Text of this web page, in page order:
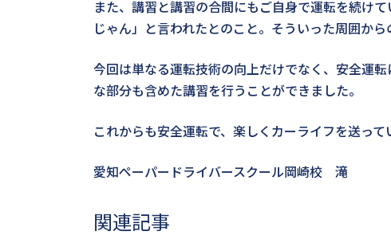
また、講習と講習の合間にもご自身で運転を続け
じゃん」と言われたとのこと。そういった周囲か
今回は単なる運転技術の向上だけでなく、安全運
な部分も含めた講習を行うことができました。
これからも安全運転で、楽しくカーライフを送って
愛知ペーパードライバースクール岡崎校 滝
関連記事